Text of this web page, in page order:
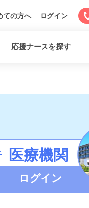
ての方へ ログイン
応援ナースを探す
医療機関
ログイン